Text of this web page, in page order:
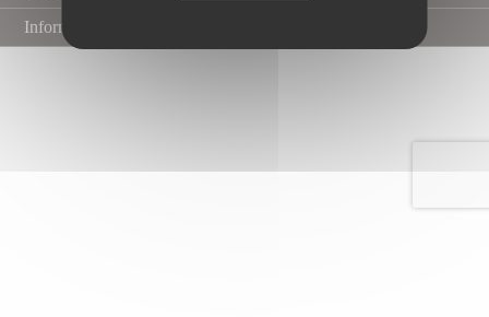
Informations sur le paiement sécurisé